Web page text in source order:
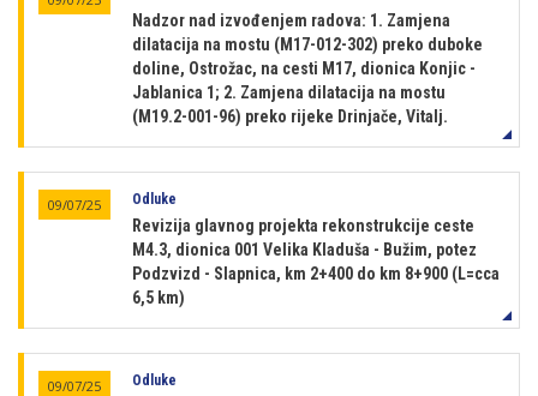
Nadzor nad izvođenjem radova: 1. Zamjena
dilatacija na mostu (M17-012-302) preko duboke
doline, Ostrožac, na cesti M17, dionica Konjic -
Jablanica 1; 2. Zamjena dilatacija na mostu
(M19.2-001-96) preko rijeke Drinjače, Vitalj.
09/07/25 Odluke
Revizija glavnog projekta rekonstrukcije ceste
M4.3, dionica 001 Velika Kladuša - Bužim, potez
Podzvizd - Slapnica, km 2+400 do km 8+900 (L=cca
6,5 km)
09/07/25 Odluke